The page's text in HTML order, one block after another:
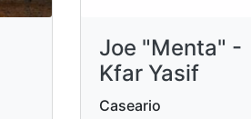
Joe "Menta" -
Kfar Yasif
Caseario